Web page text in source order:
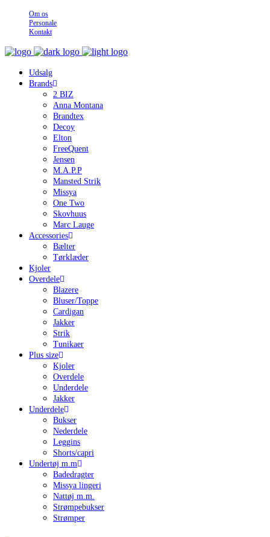
Om os
Personale
Kontakt
Udsalg
Brands
2 BIZ
Anna Montana
Brandtex
Decoy
Elton
FreeQuent
Jensen
M.A.P.P
Mansted Strik
Missya
One Two
Skovhuus
Marc Lauge
Accessories
Bælter
Tørklæder
Kjoler
Overdele
Blazere
Bluser/Toppe
Cardigan
Jakker
Strik
Tunikaer
Plus size
Kjoler
Overdele
Underdele
Jakker
Underdele
Bukser
Nederdele
Leggins
Shorts/capri
Undertøj m.m
Badedragter
Missya lingeri
Nattøj m.m.
Strømpebukser
Strømper